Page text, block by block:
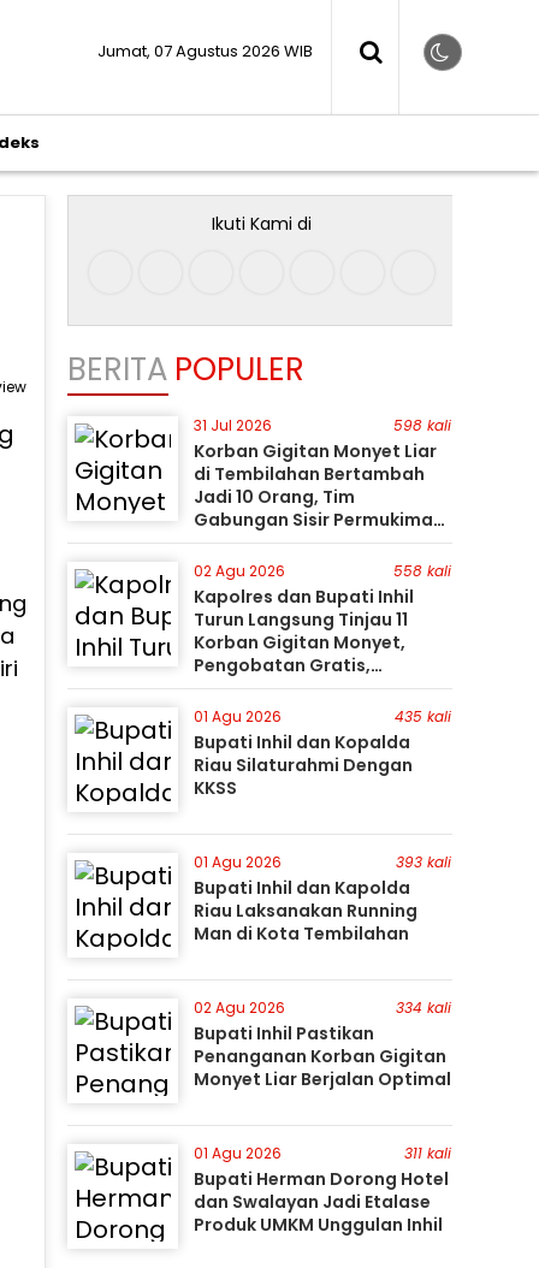
Jumat, 07 Agustus 2026 WIB
Ikuti Kami di
BERITA POPULER
31 Jul 2026 598 kali
Korban Gigitan Monyet Liar
di Tembilahan Bertambah
Jadi 10 Orang, Tim
Gabungan Sisir Permukiman
Gunakan Perahu Karet
02 Agu 2026 558 kali
Kapolres dan Bupati Inhil
Turun Langsung Tinjau 11
Korban Gigitan Monyet,
Pengobatan Gratis,
Perburuan Terus Berlanjut
01 Agu 2026 435 kali
Bupati Inhil dan Kopalda
Riau Silaturahmi Dengan
KKSS
01 Agu 2026 393 kali
Bupati Inhil dan Kapolda
Riau Laksanakan Running
Man di Kota Tembilahan
02 Agu 2026 334 kali
Bupati Inhil Pastikan
Penanganan Korban Gigitan
Monyet Liar Berjalan Optimal
01 Agu 2026 311 kali
Bupati Herman Dorong Hotel
dan Swalayan Jadi Etalase
Produk UMKM Unggulan Inhil